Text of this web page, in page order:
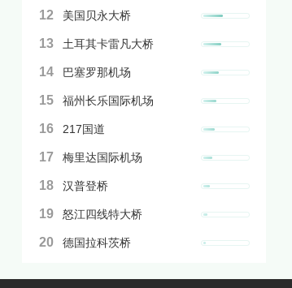
12 美国贝永大桥
13 土耳其卡雷凡大桥
14 巴塞罗那机场
15 福州长乐国际机场
16 217国道
17 梅里达国际机场
18 汉普登桥
19 怒江四线特大桥
20 德国拉科茨桥